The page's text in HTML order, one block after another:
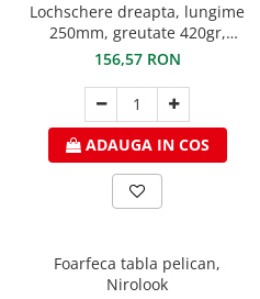
Lochschere dreapta, lungime
250mm, greutate 420gr,
Stubai
156,57 RON
ADAUGA IN COS
Foarfeca tabla pelican,
Nirolook